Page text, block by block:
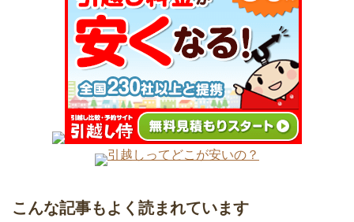
女性が選んだ！利用して良かった引越業
者ランキング
法
進学による大学生の引っ越し！住む物件
の違いと選び方
見積もり入手方法・チェック項目
引越しってどこが安いの？
こんな記事もよく読まれています